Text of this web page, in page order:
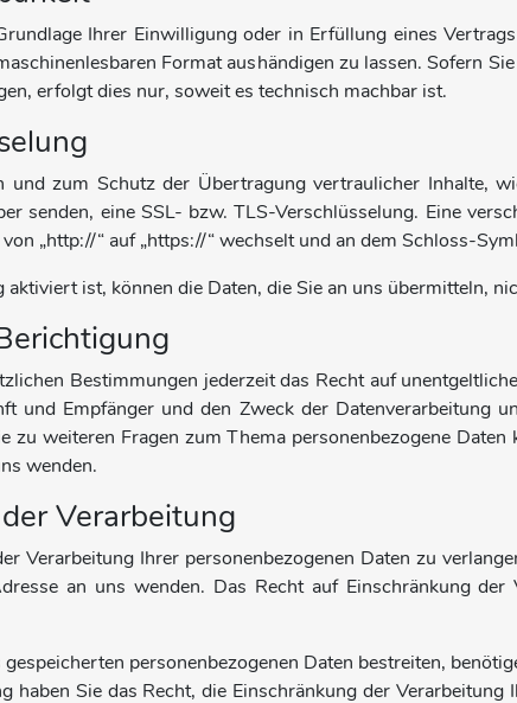
Ihrer Einwilligung oder in Erfüllung eines
Format aushändigen zu lassen. Sofern
erfolgt dies nur, soweit es technisch machbar ist.
und zum Schutz der Übertragung vertraulicher Inhalte,
senden, eine SSL- bzw. TLS-Verschlüsselung. Eine
„http://“ auf „https://“ wechselt und an dem Schloss-
ist, können die Daten, die Sie an uns übermitteln,
Bestimmungen jederzeit das Recht auf
und Empfänger und den Zweck der Datenverarbeitung
zu weiteren Fragen zum Thema personenbezogene
wenden.
Verarbeitung
Verarbeitung Ihrer personenbezogenen Daten zu
an uns wenden. Das Recht auf Einschränkung der
personenbezogenen Daten bestreiten,
haben Sie das Recht, die Einschränkung der Verarbeitung